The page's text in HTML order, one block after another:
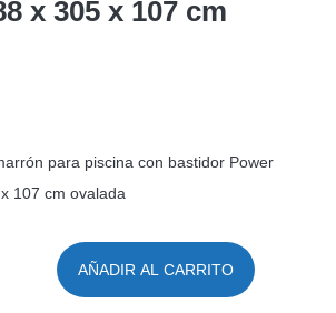
x 305 x 107 cm
para piscina con bastidor Power
107 cm ovalada
AÑADIR AL CARRITO